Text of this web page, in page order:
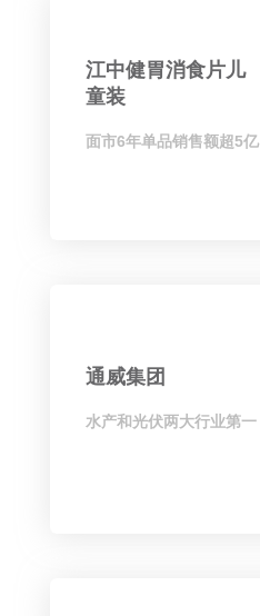
江中健胃消食片儿
童装
面市6年单品销售额超5亿
通威集团
水产和光伏两大行业第一